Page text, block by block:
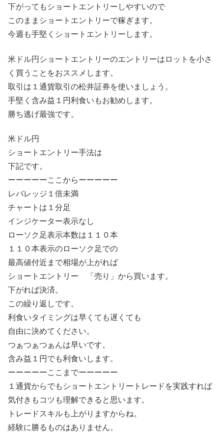
下がってもショートエントリーしやすいので
このままショートエントリーで稼ぎます。
今週も手堅くショートエントリーします。
米ドル円ショートエントリーのエントリーはロットを小さ
く買うことをおススメします。
取引は１通貨取引の松井証券を使いましょう。
手堅く含み益１円利食いもお勧めします。
勝ち逃げ最強です。
米ドル円
ショートエントリー手法は
下記です。
ーーーーーここからーーーーー
レバレッジ１倍未満
チャートは１分足
インジケーター表示なし
ローソク足表示本数は１１０本
１１０本表示のローソク足での
最高値付近まで相場が上がれば
ショートエントリー 「売り」から買います。
下がれば決済。
この繰り返しです。
利食いタイミングは早くても遅くても
自由に決めてください。
つぁつぁつぁんは早いです。
含み益１円でも利食いします。
ーーーーーここまでーーーーー
１通貨からでもショートエントリートレードを実践すれば
気付きもコツも理解できると思います。
トレードスキルも上がりますからね。
経験に勝るものはありません。